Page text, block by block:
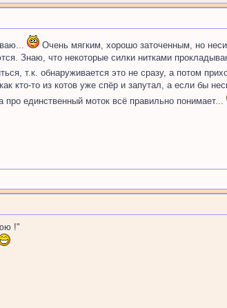
Очень мягким, хорошо заточенным, но
Знаю, что некоторые силки нитками
т.к. обнаруживается это не сразу, а потом
кто-то из котов уже спёр и запутал, а если бы
про единственный моток всё правильно понимает...
!"